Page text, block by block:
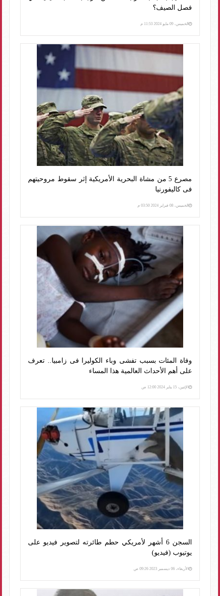
فصل الصيف؟
الخميس، 09 مايو 2024 11:53 م
مصرع 5 من مشاة البحرية الأمريكية إثر سقوط مروحيتهم
فى كاليفورنيا
الخميس، 08 فبراير 2024 03:50 م
وفاة المئات بسبب تفشى وباء الكوليرا فى زامبيا.. تعرف
على أهم الأحداث العالمية هذا المساء
الإثنين، 15 يناير 2024 12:00 ص
السجن 6 أشهر لأمريكي حطم طائرته لتصوير فيديو على
يوتيوب (فيديو)
الأربعاء، 06 ديسمبر 2023 09:26 ص